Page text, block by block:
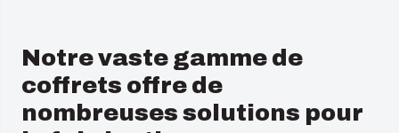
Notre vaste gamme de
coffrets offre de
nombreuses solutions pour